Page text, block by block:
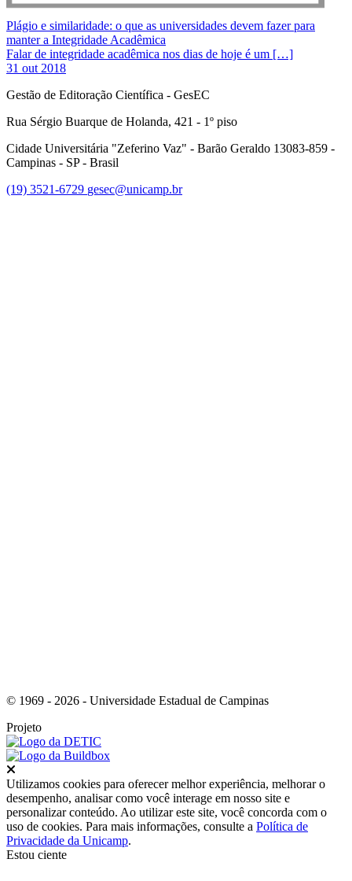
Plágio e similaridade: o que as universidades devem fazer para
manter a Integridade Acadêmica
Falar de integridade acadêmica nos dias de hoje é um […]
31 out 2018
Gestão de Editoração Científica - GesEC
Rua Sérgio Buarque de Holanda, 421 - 1º piso
Cidade Universitária "Zeferino Vaz" - Barão Geraldo 13083-859 -
Campinas - SP - Brasil
(19) 3521-6729 gesec@unicamp.br
© 1969 - 2026 - Universidade Estadual de Campinas
Projeto
Utilizamos cookies para oferecer melhor experiência, melhorar o
desempenho, analisar como você interage em nosso site e
personalizar conteúdo. Ao utilizar este site, você concorda com o
uso de cookies. Para mais informações, consulte a Política de
Privacidade da Unicamp.
Estou ciente